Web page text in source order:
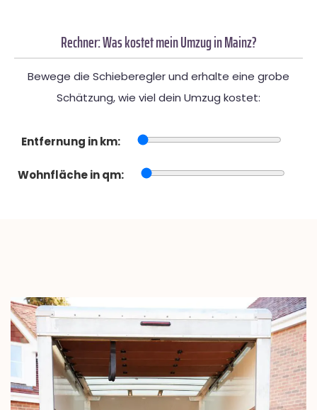
Rechner: Was kostet mein Umzug in Mainz?
Bewege die Schieberegler und erhalte eine grobe
Schätzung, wie viel dein Umzug kostet:
Entfernung in km:
Wohnfläche in qm: